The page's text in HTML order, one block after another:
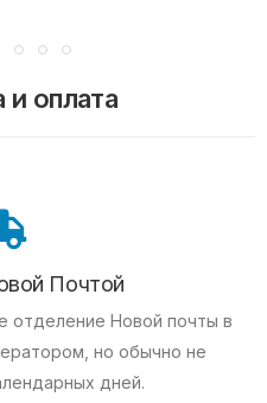
и оплата
Почтой
отделение Новой почты в
но обычно не
дней.